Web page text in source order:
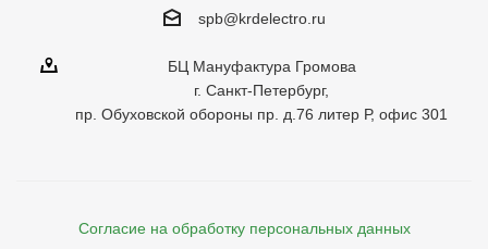
spb@krdelectro.ru
БЦ Мануфактура Громова
г. Санкт-Петербург,
пр. Обуховской обороны пр. д.76 литер Р, офис 301
Согласие на обработку персональных данных